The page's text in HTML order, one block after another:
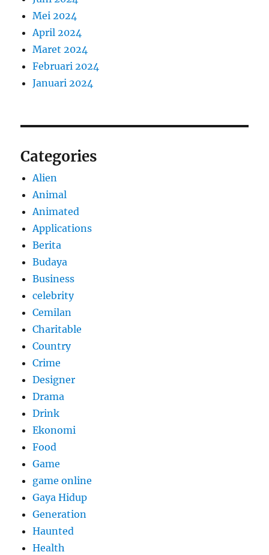
Mei 2024
April 2024
Maret 2024
Februari 2024
Januari 2024
Categories
Alien
Animal
Animated
Applications
Berita
Budaya
Business
celebrity
Cemilan
Charitable
Country
Crime
Designer
Drama
Drink
Ekonomi
Food
Game
game online
Gaya Hidup
Generation
Haunted
Health